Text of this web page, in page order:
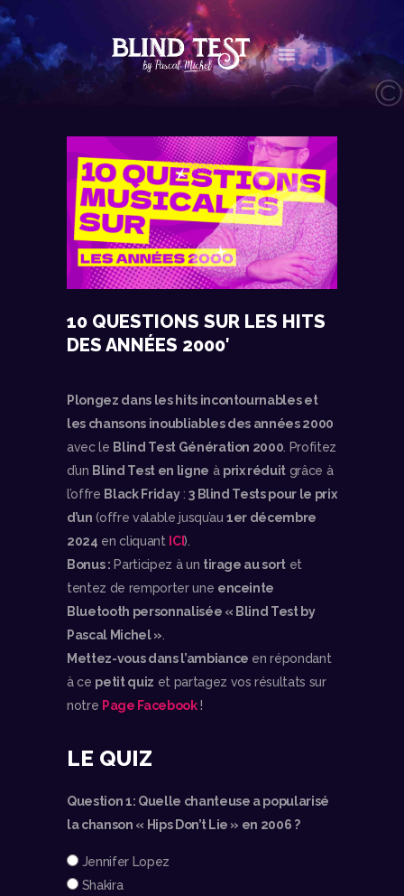
AGENDA
LES NEWS
LES VIDÉOS
CONTACT
BOUTIQUE
10 QUESTIONS SUR LES HITS
DES ANNÉES 2000′
Plongez dans les hits incontournables et
les chansons inoubliables des années 2000
avec le Blind Test Génération 2000 . Profitez
d’un Blind Test en ligne à prix réduit grâce à
l’offre Black Friday:3 Blind Tests pour le prix
d’un (offre valable jusqu’au1er décembre
2024 en cliquant ICI).
Bonus : Participez à un tirage au sort et
tentez de remporter une enceinte
Bluetooth personnalisée « Blind Test by
Pascal Michel »
Mettez-vous dans l’ambiance en répondant
à ce petit quiz et partagez vos résultats sur
notre Page Facebook!
LE QUIZ
Question 1: Quelle chanteuse a popularisé
la chanson « Hips Don’t Lie » en 2006 ?
Jennifer Lopez
Shakira